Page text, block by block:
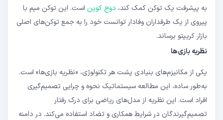
به پیشرفت یک توکن کمک کند، دوج کوین است. این توکن میم با
پیروی از یک طرفداران وفادار توانست خود را به جمع توکن‌های اصلی
بازار کریپتو برساند.
نظریه بازی‌ها
یکی از مکانیزم‌های بنیادی پشت هر تکنولوژی، «نظریه بازی‌ها» است.
به‌طور ساده، این مطالعه سیستماتیک نحوه و چرایی تصمیم‌گیری
افراد است. این نظریه از مدل‌های ریاضی برای درک رفتار
تصمیم‌گیرندگان در شرایط همکاری و تضاد استفاده می‌کند. در دامنه